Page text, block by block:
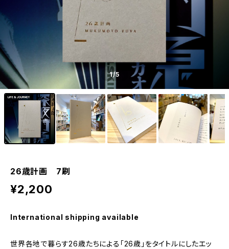
1/5
26歳計画 7刷
¥2,200
International shipping available
世界各地で暮らす26歳たちによる「26歳」をタイトルにしたエッ